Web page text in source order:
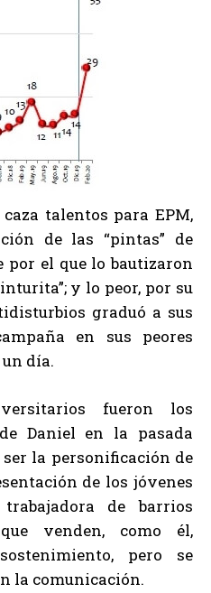
talentos para EPM,
de las “pintas” de
por el que lo bautizaron
y lo peor, por su
graduó a sus
en sus peores
día.
fueron los
Daniel en la pasada
la personificación de
de los jóvenes
de barrios
venden, como él,
pero se
la comunicación.